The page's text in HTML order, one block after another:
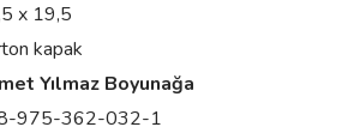
x 19,5
kapak
Yılmaz Boyunağa
975-362-032-1